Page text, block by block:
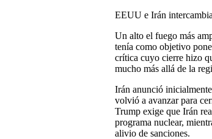
EEUU e Irán
Un alto el fuego más
tenía como objetivo
crítica cuyo cierre hizo
mucho más allá de la
Irán anunció
volvió a avanzar para
Trump exige que Irán
programa nuclear,
alivio de sanciones.